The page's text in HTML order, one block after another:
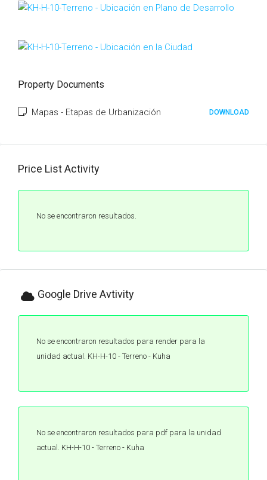
Property Documents
Mapas - Etapas de Urbanización DOWNLOAD
Price List Activity
No se encontraron resultados.
Google Drive Avtivity
No se encontraron resultados para render para la
unidad actual. KH-H-10 - Terreno - Kuha
No se encontraron resultados para pdf para la unidad
actual. KH-H-10 - Terreno - Kuha